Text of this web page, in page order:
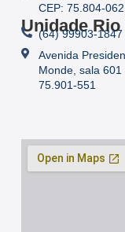
CEP: 75.804-062
Unidade Rio
(64) 99903-1847
Avenida
Monde, sala 601
75.901-551